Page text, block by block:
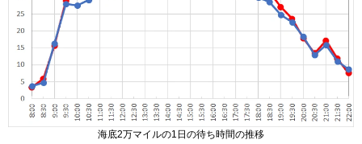
海底2万マイルの1日の待ち時間の推移